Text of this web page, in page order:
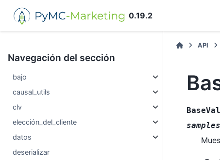
0.19.2
Navegación del sección
bajo
causal_utils
clv
elección_del_cliente
datos
deserializar
API
samples